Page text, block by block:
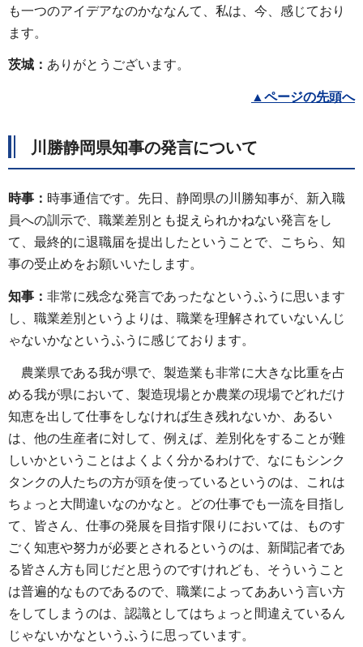
も一つのアイデアなのかななんて、私は、今、感じており
ます。
茨城： ありがとうございます。
▲ ページの先頭へ
川勝静岡県知事の発言について
時事： 時事通信です。先日、静岡県の川勝知事が、新入職
員への訓示で、職業差別とも捉えられかねない発言をし
て、最終的に退職届を提出したということで、こちら、知
事の受止めをお願いいたします。
知事： 非常に残念な発言であったなというふうに思います
し、職業差別というよりは、職業を理解されていないんじ
ゃないかなというふうに感じております。
農業県である我が県で、製造業も非常に大きな比重を占
める我が県において、製造現場とか農業の現場でどれだけ
知恵を出して仕事をしなければ生き残れないか、あるい
は、他の生産者に対して、例えば、差別化をすることが難
しいかということはよくよく分かるわけで、なにもシンク
タンクの人たちの方が頭を使っているというのは、これは
ちょっと大間違いなのかなと。どの仕事でも一流を目指し
て、皆さん、仕事の発展を目指す限りにおいては、ものす
ごく知恵や努力が必要とされるというのは、新聞記者であ
る皆さん方も同じだと思うのですけれども、そういうこと
は普遍的なものであるので、職業によってああいう言い方
をしてしまうのは、認識としてはちょっと間違えているん
じゃないかなというふうに思っています。